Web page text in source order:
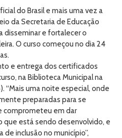
do Brasil e mais uma vez a
da Secretaria de Educação
disseminar e fortalecer o
O curso começou no dia 24
e entrega dos certificados
na Biblioteca Municipal na
“Mais uma noite especial, onde
preparadas para se
comprometeu em dar
está sendo desenvolvido, e
inclusão no município”,